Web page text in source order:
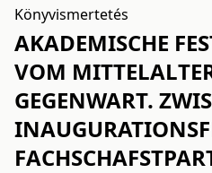
Könyvismertetés
AKADEMISCHE
VOM
GEGENWART.